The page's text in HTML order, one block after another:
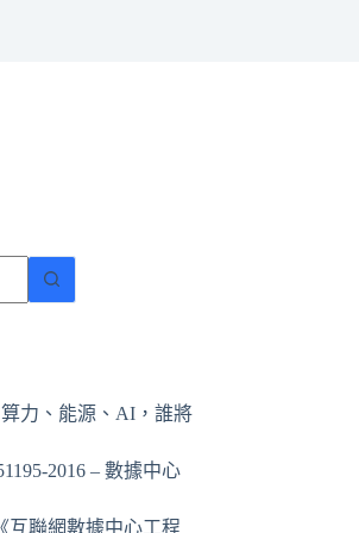
力、能源、AI，誰將
2016 – 數據中心
互聯網數據中心工程